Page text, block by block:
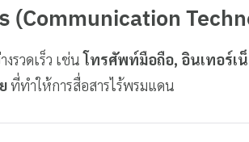
(Communication
งรวดเร็ว เช่นโทรศัพท์มือถือ, อินเทอร์เน็
ที่ทำให้การสื่อสารไร้พรมแดน